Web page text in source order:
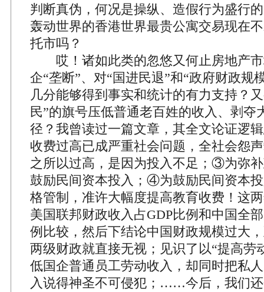
判断真伪，何况是操纵、造假行为盛行
轰动世界的香港世界最贵公寓交易现在
托市吗？
哎！诸如此类的忽悠又何止房地产市
企“垄断”、对“国进民退”和“政府财政规
几分能够得到事实和统计的有力支持？
民”的旗号压低普通老百姓的收入、剥夺
径？我曾读过一篇文章，其全文论证逻
收费过高已成严重社会问题，全社会怨
之所以过高，是因为投入不足；③为弥
鼓励民间资本投入；④为鼓励民间资本
格管制，准许大幅度提高教育收费！这
美国联邦财政收入占GDP比例和中国全
例比较，然后下结论中国财政规模过大
两级财政就直接无视；见识了以“提高劳
低国企普通员工劳动收入，却同时把私
入说得神圣不可侵犯；……今后，我们